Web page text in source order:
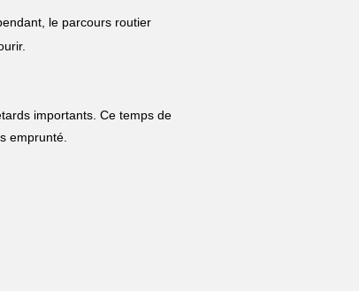
le parcours routier
importants. Ce temps de
emprunté.